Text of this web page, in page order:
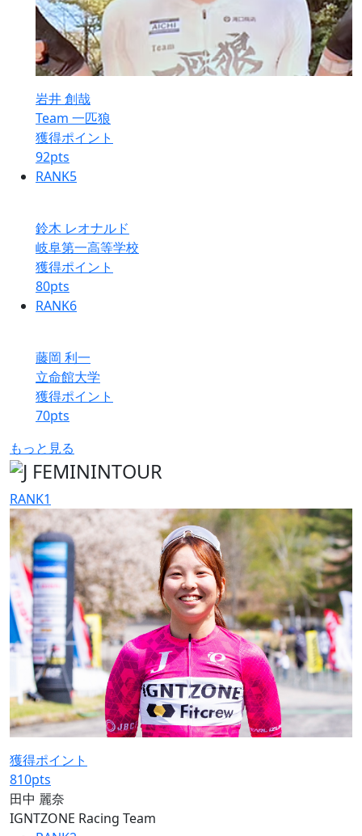
岩井 創哉
Team 一匹狼
獲得ポイント
92pts
RANK5
鈴木 レオナルド
岐阜第一高等学校
獲得ポイント
80pts
RANK6
藤岡 利一
立命館大学
獲得ポイント
70pts
もっと見る
RANK1
獲得ポイント
810pts
田中 麗奈
IGNTZONE Racing Team